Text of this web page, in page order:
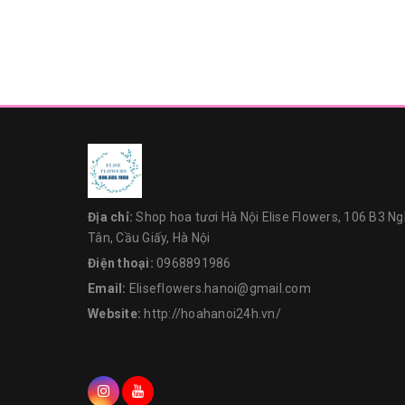
Địa chỉ:Shop hoa tươi Hà Nội Elise Flowers, 106 B3
Tân, Cầu Giấy, Hà Nội
Điện thoại: 0968891986
Email: Eliseflowers.hanoi@gmail.com
Website: http://hoahanoi24h.vn/